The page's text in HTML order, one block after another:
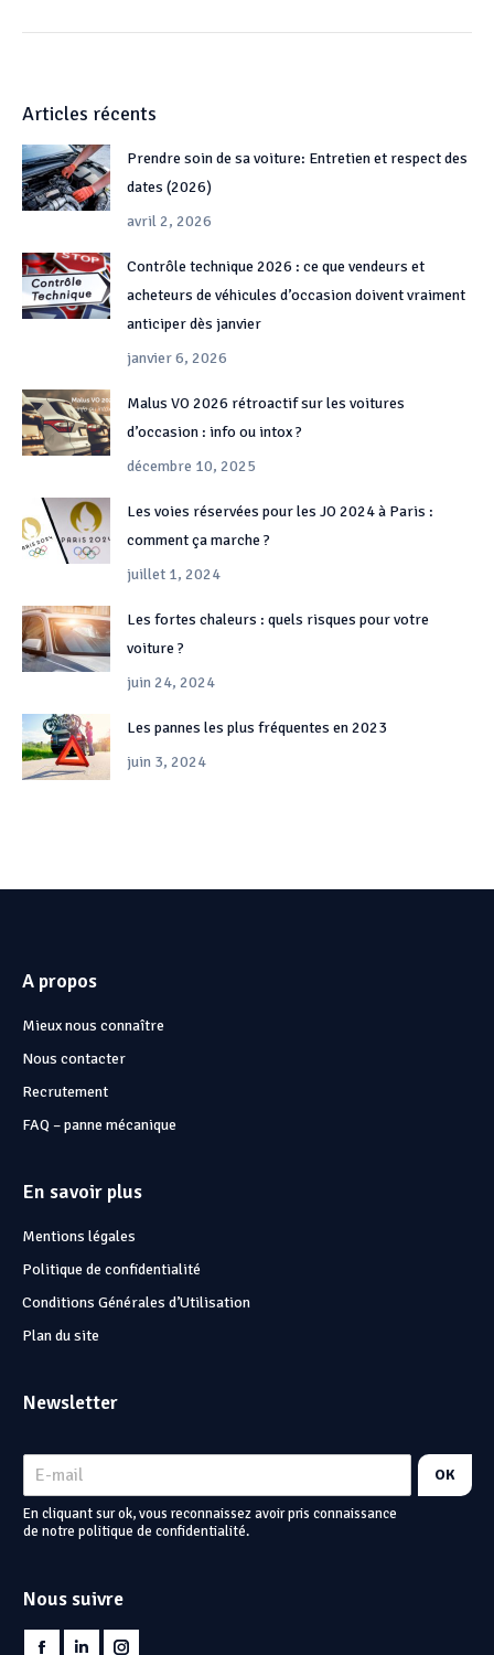
Articles récents
Prendre soin de sa voiture: Entretien et respect des
dates (2026)
avril 2, 2026
Contrôle technique 2026 : ce que vendeurs et
acheteurs de véhicules d’occasion doivent vraiment
anticiper dès janvier
janvier 6, 2026
Malus VO 2026 rétroactif sur les voitures
d’occasion : info ou intox ?
décembre 10, 2025
Les voies réservées pour les JO 2024 à Paris :
comment ça marche ?
juillet 1, 2024
Les fortes chaleurs : quels risques pour votre
voiture ?
juin 24, 2024
Les pannes les plus fréquentes en 2023
juin 3, 2024
A propos
Mieux nous connaître
Nous contacter
Recrutement
FAQ – panne mécanique
En savoir plus
Mentions légales
Politique de confidentialité
Conditions Générales d’Utilisation
Plan du site
Newsletter
En cliquant sur ok, vous reconnaissez avoir pris connaissance
de notre politique de confidentialité.
OK
Nous suivre
Trouvez nous sur :